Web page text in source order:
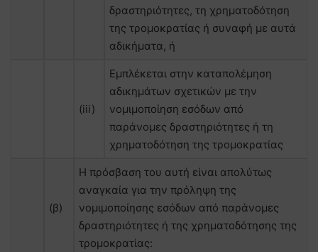
δραστηριότητες, τη χρηματοδότηση
της τρομοκρατίας ή συναφή με αυτά
αδικήματα, ή
(iii)
Εμπλέκεται στην καταπολέμηση
αδικημάτων σχετικών με την
νομιμοποίηση εσόδων από
παράνομες δραστηριότητες ή τη
χρηματοδότηση της τρομοκρατίας
(β)
Η πρόσβαση του αυτή είναι απολύτως
αναγκαία για την πρόληψη της
νομιμοποίησης εσόδων από παράνομες
δραστηριότητες ή της χρηματοδότησης της
τρομοκρατίας: